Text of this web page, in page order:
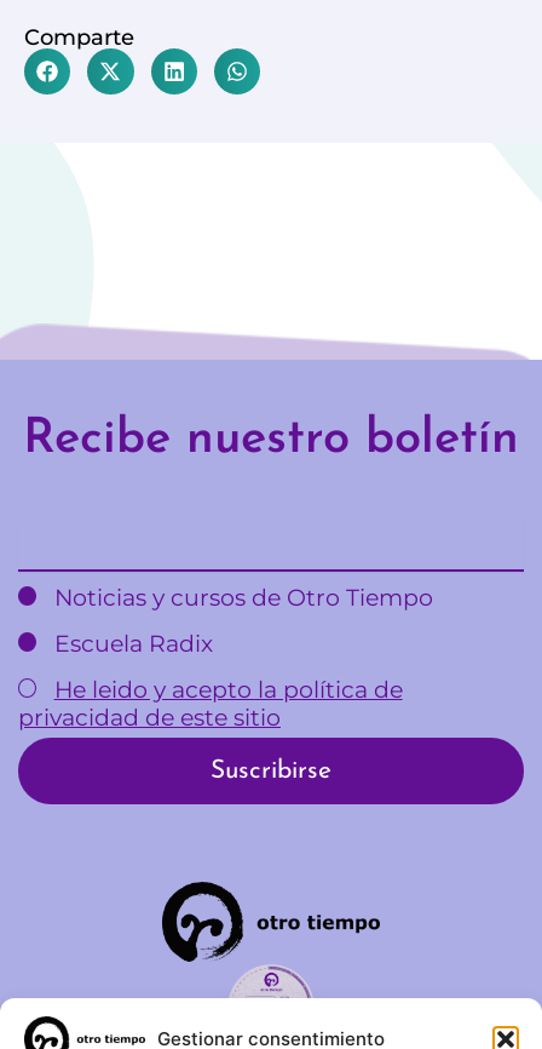
Gestionar consentimiento
Comparte
Recibe nuestro boletín
Noticias y cursos de Otro Tiempo
Escuela Radix
He leido y acepto la política de
privacidad de este sitio